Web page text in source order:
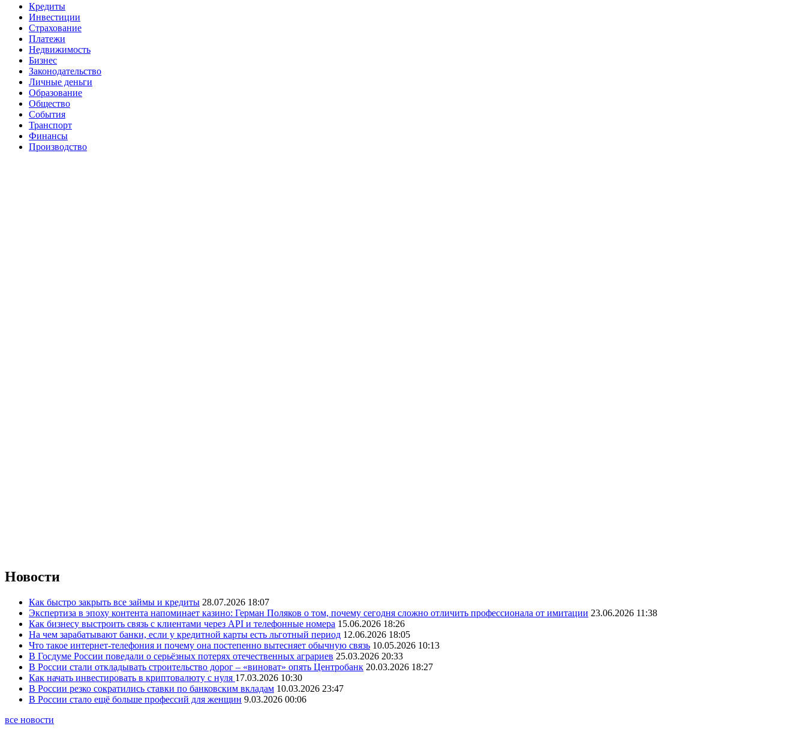
Кредиты
Инвестиции
Страхование
Платежи
Недвижимость
Бизнес
Законодательство
Личные деньги
Образование
Общество
События
Транспорт
Финансы
Производство
Новости
Как быстро закрыть все займы и кредиты 28.07.2026 18:07
Экспертиза в эпоху контента напоминает казино: Герман Поляков о том, почему сегодня сложно отличить профессионала от имитации 23.06.2026 11:38
Как бизнесу выстроить связь с клиентами через API и телефонные номера 15.06.2026 18:26
На чем зарабатывают банки, если у кредитной карты есть льготный период 12.06.2026 18:05
Что такое интернет-телефония и почему она постепенно вытесняет обычную связь 10.05.2026 10:13
В Госдуме России поведали о серьёзных потерях отечественных аграриев 25.03.2026 20:33
В России стали откладывать строительство дорог – «виноват» опять Центробанк 20.03.2026 18:27
Как начать инвестировать в криптовалюту с нуля 17.03.2026 10:30
В России резко сократились ставки по банковским вкладам 10.03.2026 23:47
В России стало ещё больше профессий для женщин 9.03.2026 00:06
все новости